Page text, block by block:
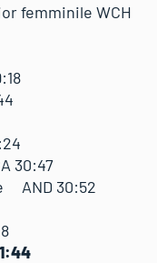
femminile WCH
30:47
AND 30:52